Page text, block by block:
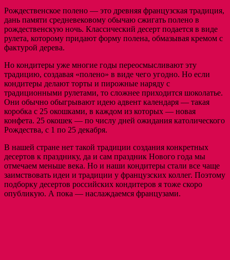
Рождественское полено — это древняя французская традиция,
дань памяти средневековому обычаю сжигать полено в
рождественскую ночь. Классический десерт подается в виде
рулета, которому придают форму полена, обмазывая кремом с
фактурой дерева.
Но кондитеры уже многие годы переосмысливают эту
традицию, создавая «полено» в виде чего угодно. Но если
кондитеры делают торты и пирожные наряду с
традиционными рулетами, то сложнее приходится шоколатье.
Они обычно обыгрывают идею адвент календаря — такая
коробка с 25 окошками, в каждом из которых — новая
конфета. 25 окошек — по числу дней ожидания католического
Рождества, с 1 по 25 декабря.
В нашей стране нет такой традиции создания конкретных
десертов к празднику, да и сам праздник Нового года мы
отмечаем меньше века. Но и наши кондитеры стали все чаще
заимствовать идеи и традиции у французских коллег. Поэтому
подборку десертов российских кондитеров я тоже скоро
опубликую. А пока — наслаждаемся французами.